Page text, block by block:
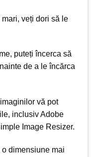
veți dori să le
puteți încerca să
de a le încărca
vă pot
inclusiv Adobe
Image Resizer.
dimensiune mai